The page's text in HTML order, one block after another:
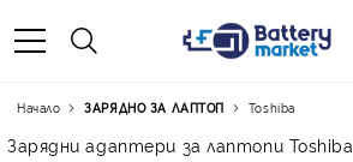
Начало ЗАРЯДНО ЗА ЛАПТОП Toshiba
Зарядни адаптери за лаптопи Toshiba